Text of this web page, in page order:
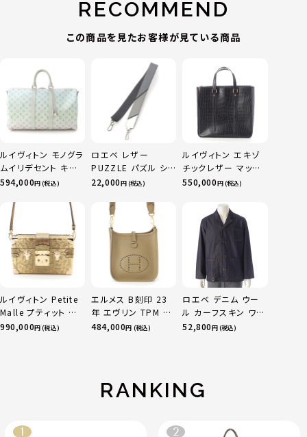
RECOMMEND
この商品を見たお客様が見ている商品
ルイヴィトン モノグラ
ムイリデセント キー
ポルバンドリエール
M13915 マルチカラ
594,000円 (税込)
ロエベ レザー
PUZZLE パズル ショ
ルダーストラップ マ
22,000円 (税込)
ルイヴィトン エキゾ
チックレザー マット
クロコダイル スペシ
バッグ ブラック
550,000円 (税込)
ルイヴィトン Petite
Malle プティット マ
ル リザード ショルダ
990,000円 (税込)
エルメス B刻印 23
年 エヴリン TPM 16
アマゾン トリヨンク
484,000円 (税込)
ロエベ デニム ウー
ル カーフスキン ワー
ク アナグラムレザー
44
52,800円 (税込)
RANKING